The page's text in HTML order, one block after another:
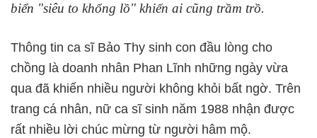
biển "siêu to khổng lồ" khiến ai cũng trầm trồ.
Thông tin ca sĩ Bảo Thy sinh con đầu lòng cho
chồng là doanh nhân Phan Lĩnh những ngày vừa
qua đã khiến nhiều người không khỏi bất ngờ. Trên
trang cá nhân, nữ ca sĩ sinh năm 1988 nhận được
rất nhiều lời chúc mừng từ người hâm mộ.